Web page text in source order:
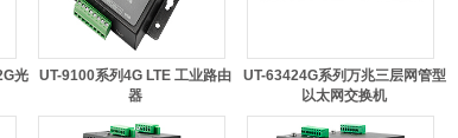
光
UT-9100系列4G LTE 工业路由
器
UT-63424G系列万兆三层网管型
以太网交换机